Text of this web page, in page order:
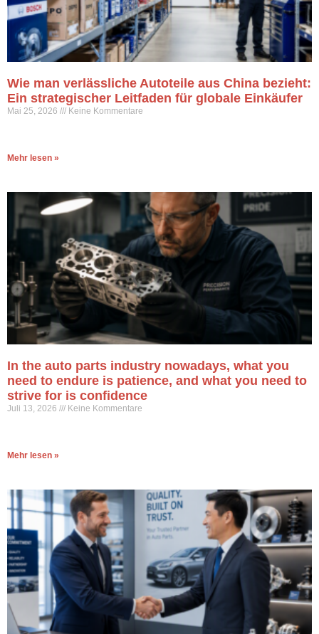
Wie man verlässliche Autoteile aus China bezieht:
Ein strategischer Leitfaden für globale Einkäufer
Mai 25, 2026 Keine Kommentare
Mehr lesen »
In the auto parts industry nowadays, what you
need to endure is patience, and what you need to
strive for is confidence
Juli 13, 2026 Keine Kommentare
Mehr lesen »